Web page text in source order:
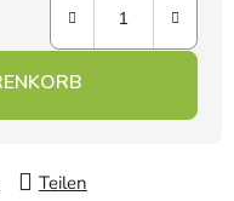
Teilen